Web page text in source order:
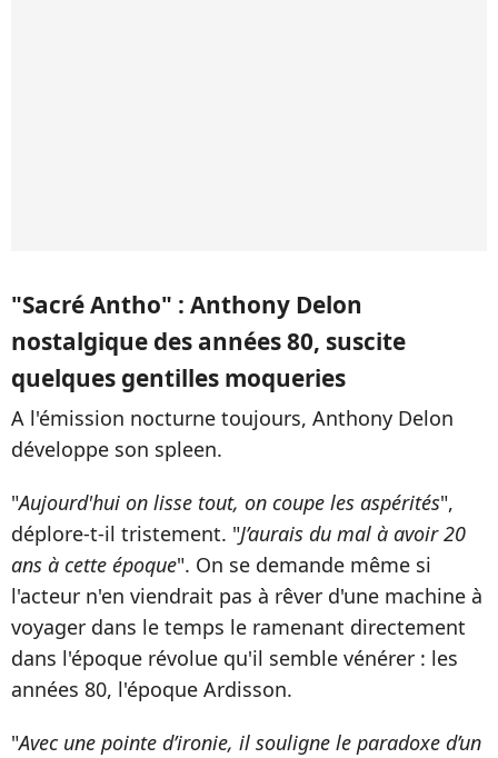
"Sacré Antho" : Anthony Delon
nostalgique des années 80, suscite
quelques gentilles moqueries
A l'émission nocturne toujours, Anthony Delon
développe son spleen.
"Aujourd'hui on lisse tout, on coupe les aspérités",
déplore-t-il tristement. "J’aurais du mal à avoir 20
ans à cette époque". On se demande même si
l'acteur n'en viendrait pas à rêver d'une machine à
voyager dans le temps le ramenant directement
dans l'époque révolue qu'il semble vénérer : les
années 80, l'époque Ardisson.
"Avec une pointe d’ironie, il souligne le paradoxe d’un